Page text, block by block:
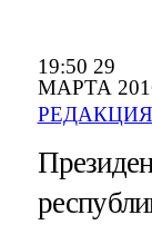
19:50 29
МАРТА